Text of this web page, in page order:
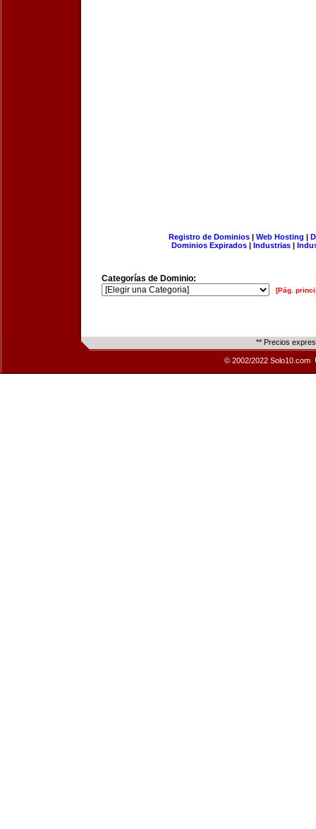
Registro de Dominios| Web Hosting |
Dominios Expirados | Industrias |
Categorías de Dominio:
[Pág.
** Precios
© 2002/2022 Solo10.com